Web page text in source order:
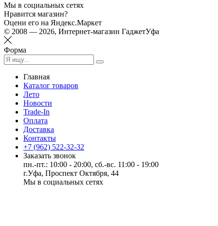
Мы в социальных сетях
Нравится магазин?
Оцени его на Яндекс.Маркет
© 2008 — 2026, Интернет-магазин ГаджетУфа
Форма
Главная
Каталог товаров
Лето
Новости
Trade-In
Оплата
Доставка
Контакты
+7 (962) 522-32-32
Заказать звонок
пн.-пт.: 10:00 - 20:00, сб.-вс. 11:00 - 19:00
г.Уфа, Проспект Октября, 44
Мы в социальных сетях